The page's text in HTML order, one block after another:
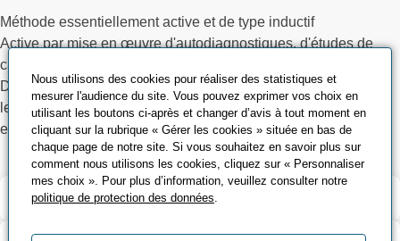
Méthode essentiellement active et de type inductif
Active par mise en œuvre d'autodiagnostiques, d'études de
cas, d'exercices pratiques et de jeux de rôles
De type inductif en s'appuyant sur les expériences vécues par
les participants, avec apports théoriques à partir de ces
expériences
Validation et certification
Nous utilisons des cookies pour réaliser des statistiques et
mesurer l'audience du site. Vous pouvez exprimer vos choix en
utilisant les boutons ci-après et changer d’avis à tout moment en
cliquant sur la rubrique « Gérer les cookies » située en bas de
chaque page de notre site. Si vous souhaitez en savoir plus sur
comment nous utilisons les cookies, cliquez sur « Personnaliser
mes choix ». Pour plus d’information, veuillez consulter notre
politique de protection des données